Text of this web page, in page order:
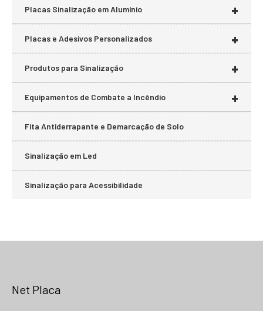
+
Placas Sinalização em Alumínio
+
Placas e Adesivos Personalizados
+
Produtos para Sinalização
+
Equipamentos de Combate a Incêndio
Fita Antiderrapante e Demarcação de Solo
Sinalização em Led
Sinalização para Acessibilidade
Net Placa